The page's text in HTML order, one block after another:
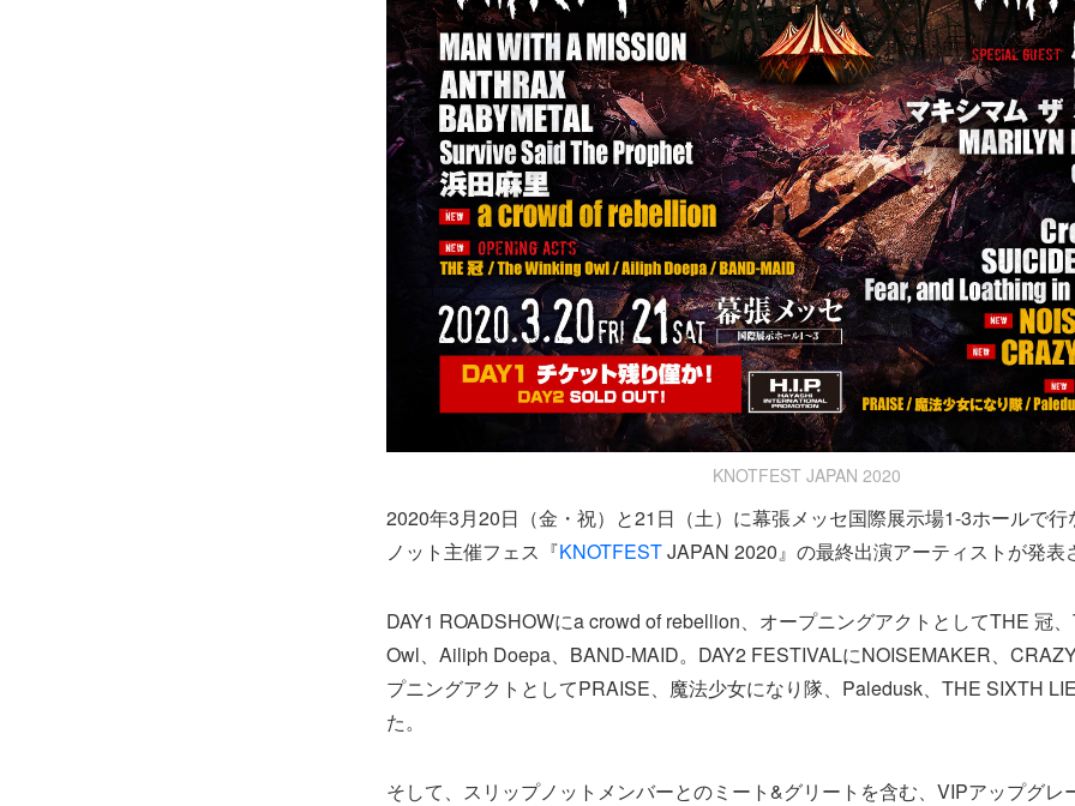
KNOTFEST JAPAN 2020
2020年3月20日（金・祝）と21日（土）に幕張メッセ国際展示場1-3ホールで
ノット主催フェス『KNOTFESTJAPAN 2020』の最終出演アーティストが発表
DAY1 ROADSHOWにa crowd of rebellion、オープニングアクトとしてTHE 冠
Owl、Ailiph Doepa、BAND-MAID。DAY2 FESTIVALにNOISEMAKER、
プニングアクトとしてPRAISE、魔法少女になり隊、Paledusk、THE SIXTH
た。
そして、スリップノットメンバーとのミート&グリートを含む、VIPアップグレ